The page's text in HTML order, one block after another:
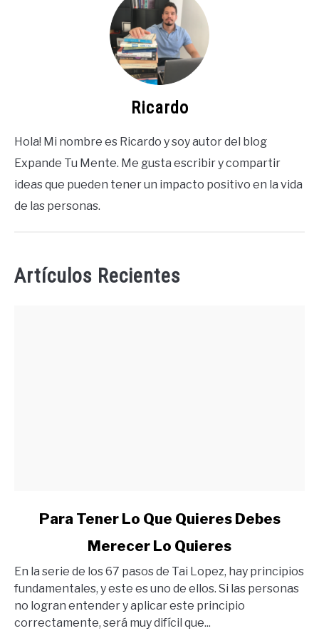
Ricardo
Hola! Mi nombre es Ricardo y soy autor del blog
Expande Tu Mente. Me gusta escribir y compartir
ideas que pueden tener un impacto positivo en la vida
de las personas.
Artículos Recientes
Tener
Lo
Que
Quieres
Para Tener Lo Que Quieres Debes
Merecer Lo Quieres
En la serie de los 67 pasos de Tai Lopez, hay principios
fundamentales, y este es uno de ellos. Si las personas
no logran entender y aplicar este principio
correctamente, será muy difícil que...